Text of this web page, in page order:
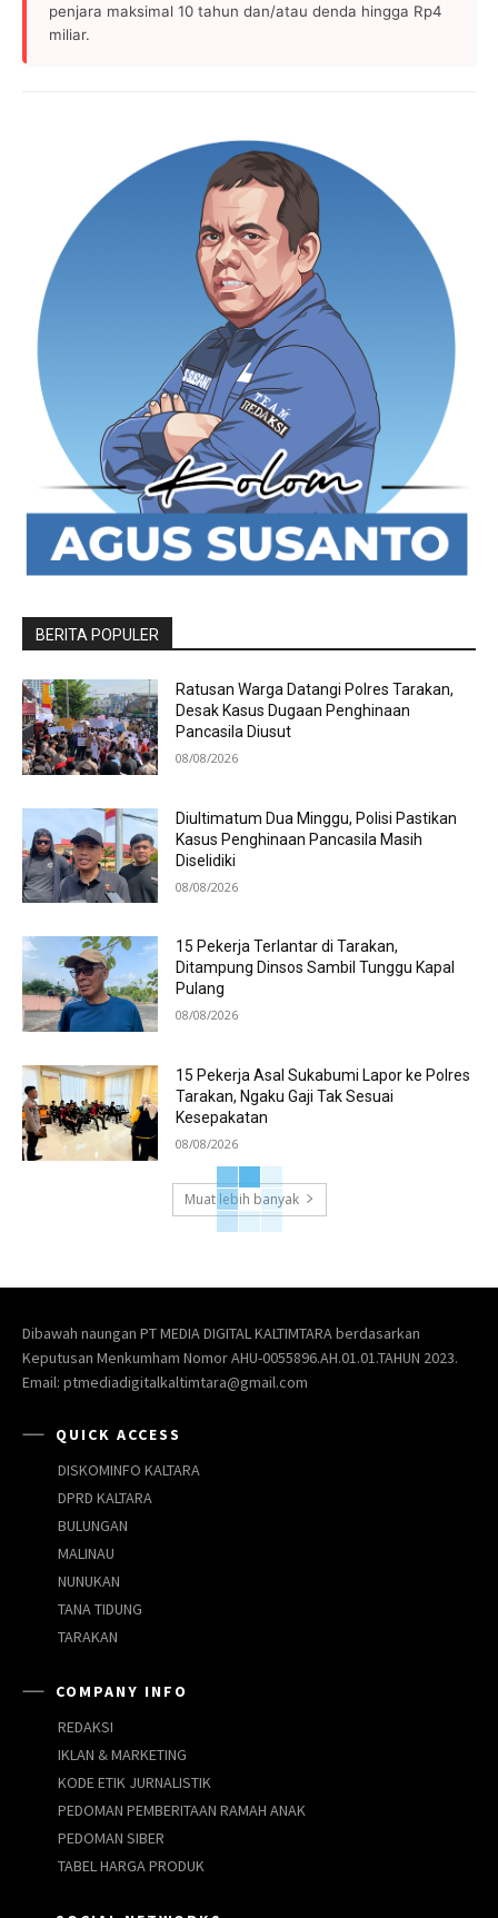
penjara maksimal 10 tahun dan/atau denda hingga Rp4
miliar.
BERITA POPULER
Ratusan Warga Datangi Polres Tarakan,
Desak Kasus Dugaan Penghinaan
Pancasila Diusut
08/08/2026
Diultimatum Dua Minggu, Polisi Pastikan
Kasus Penghinaan Pancasila Masih
Diselidiki
08/08/2026
15 Pekerja Terlantar di Tarakan,
Ditampung Dinsos Sambil Tunggu Kapal
Pulang
08/08/2026
15 Pekerja Asal Sukabumi Lapor ke Polres
Tarakan, Ngaku Gaji Tak Sesuai
Kesepakatan
08/08/2026
Muat lebih banyak
Dibawah naungan PT MEDIA DIGITAL KALTIMTARA berdasarkan
Keputusan Menkumham Nomor AHU-0055896.AH.01.01.TAHUN 2023.
Email: ptmediadigitalkaltimtara@gmail.com
QUICK ACCESS
DISKOMINFO KALTARA
DPRD KALTARA
BULUNGAN
MALINAU
NUNUKAN
TANA TIDUNG
TARAKAN
COMPANY INFO
REDAKSI
IKLAN & MARKETING
KODE ETIK JURNALISTIK
PEDOMAN PEMBERITAAN RAMAH ANAK
PEDOMAN SIBER
TABEL HARGA PRODUK